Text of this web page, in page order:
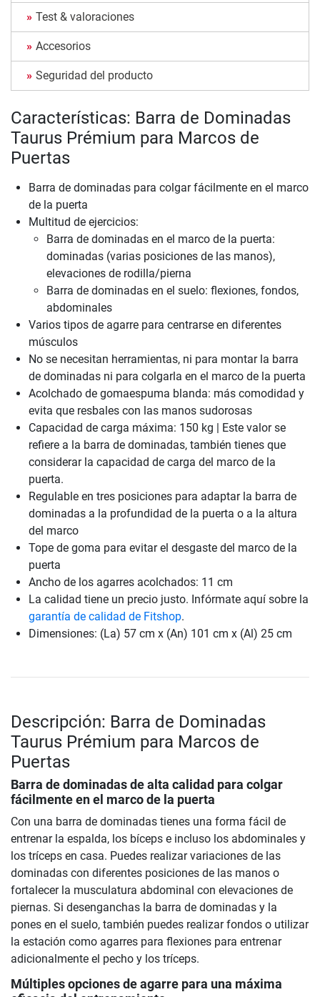
Test & valoraciones
Accesorios
Seguridad del producto
Características: Barra de Dominadas
Taurus Prémium para Marcos de
Puertas
Barra de dominadas para colgar fácilmente en el marco
de la puerta
Multitud de ejercicios:
Barra de dominadas en el marco de la puerta:
dominadas (varias posiciones de las manos),
elevaciones de rodilla/pierna
Barra de dominadas en el suelo: flexiones, fondos,
abdominales
Varios tipos de agarre para centrarse en diferentes
músculos
No se necesitan herramientas, ni para montar la barra
de dominadas ni para colgarla en el marco de la puerta
Acolchado de gomaespuma blanda: más comodidad y
evita que resbales con las manos sudorosas
Capacidad de carga máxima: 150 kg | Este valor se
refiere a la barra de dominadas, también tienes que
considerar la capacidad de carga del marco de la
puerta.
Regulable en tres posiciones para adaptar la barra de
dominadas a la profundidad de la puerta o a la altura
del marco
Tope de goma para evitar el desgaste del marco de la
puerta
Ancho de los agarres acolchados: 11 cm
La calidad tiene un precio justo. Infórmate aquí sobre la
garantía de calidad de Fitshop.
Dimensiones: (La) 57 cm x (An) 101 cm x (Al) 25 cm
Descripción: Barra de Dominadas
Taurus Prémium para Marcos de
Puertas
Barra de dominadas de alta calidad para colgar
fácilmente en el marco de la puerta
Con una barra de dominadas tienes una forma fácil de
entrenar la espalda, los bíceps e incluso los abdominales y
los tríceps en casa. Puedes realizar variaciones de las
dominadas con diferentes posiciones de las manos o
fortalecer la musculatura abdominal con elevaciones de
piernas. Si desenganchas la barra de dominadas y la
pones en el suelo, también puedes realizar fondos o utilizar
la estación como agarres para flexiones para entrenar
adicionalmente el pecho y los tríceps.
Múltiples opciones de agarre para una máxima